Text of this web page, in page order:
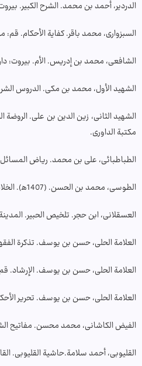
الدردیر، أحمد بن محمد. الشرح الکبیر.
السبزواری، محمد باقر. کفایة الأحکام.
الشافعی، محمد بن إدریس. الأم. بیروت:
الشهید الأول، محمد بن مکی. الدروس
الشهید الثانی، زین الدین بن علی.
مکتبة الداوری.
الطباطبائی، علی بن محمد. ریاض
الطوسی، محمد بن الحسن. (1407ه‍). الخلاف. قم: مؤسسة النشر الإسلامی.
العسقلانی، ابن حجر. تلخیص الحبیر.
العلامة الحلی، حسن بن یوسف. تذکرة
العلامة الحلی، حسن بن یوسف. الإرشاد.
العلامة الحلی، حسن بن یوسف. تحریر
الفیض الکاشانی، محمد محسن. مفاتیح
القلیوبی، أحمد سلامة.حاشیة القلیوبی.